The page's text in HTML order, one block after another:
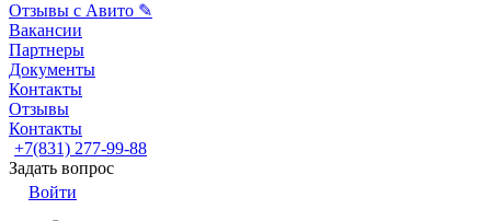
Отзывы с Авито ✎
Вакансии
Партнеры
Документы
Контакты
Отзывы
Контакты
+7(831) 277-99-88
Задать вопрос
Войти